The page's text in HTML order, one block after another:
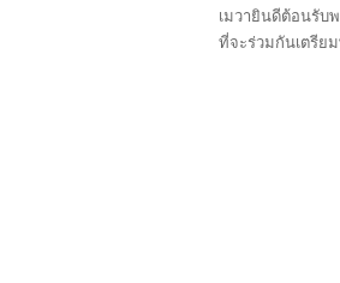
เมวายินดีต้อนรับ
ที่จะร่วมกันเตรีย